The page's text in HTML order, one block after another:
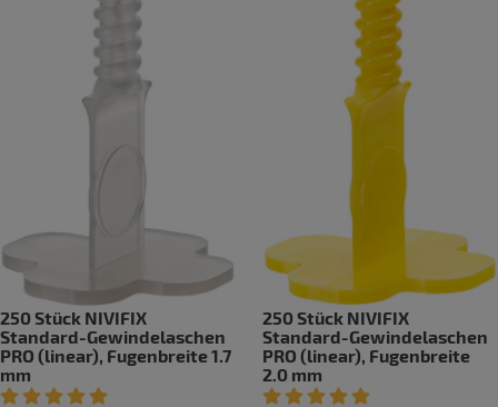
250 Stück NIVIFIX
Standard-Gewindelaschen
PRO (linear), Fugenbreite 1.7
mm
Artikelbewertung: 5 von 5 Sterne
250 Stück NIVIFIX
Standard-Gewindelaschen
PRO (linear), Fugenbreite
2.0 mm
Artikelbewertung: 5 von 5